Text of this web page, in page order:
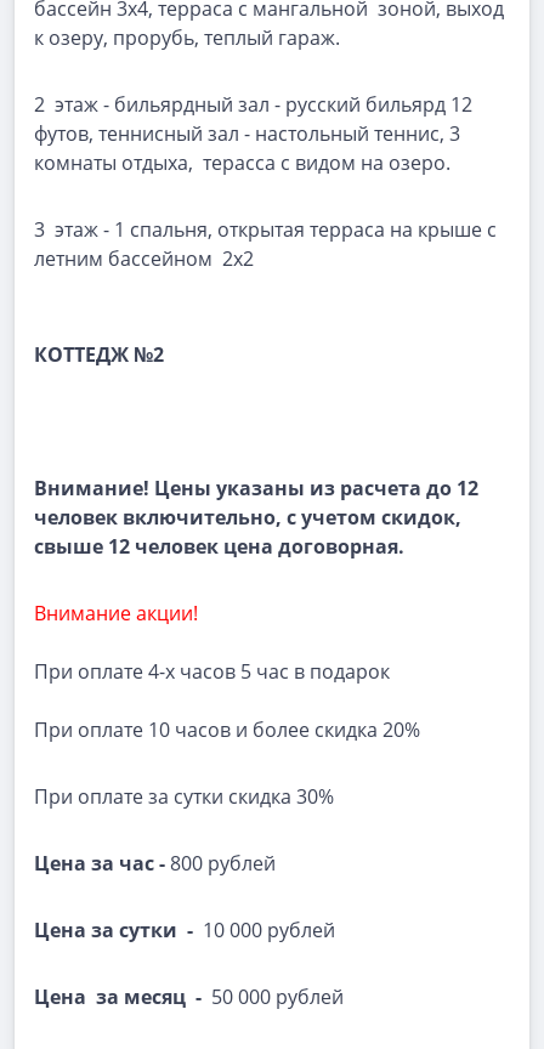
бассейн 3х4, терраса с мангальной зоной, выход
к озеру, прорубь, теплый гараж.
2 этаж - бильярдный зал - русский бильярд 12
футов, теннисный зал - настольный теннис, 3
комнаты отдыха, терасса с видом на озеро.
3 этаж - 1 спальня, открытая терраса на крыше с
летним бассейном 2х2
КОТТЕДЖ №2
Внимание! Цены указаны из расчета до 12
человек включительно, с учетом скидок,
свыше 12 человек цена договорная.
Внимание акции!
При оплате 4-х часов 5 час в подарок
При оплате 10 часов и более скидка 20%
При оплате за сутки скидка 30%
Цена за час -800 рублей
Цена за сутки - 10 000 рублей
Цена за месяц - 50 000 рублей